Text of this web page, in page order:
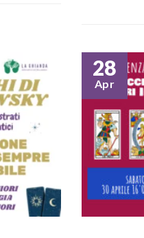
28
Apr